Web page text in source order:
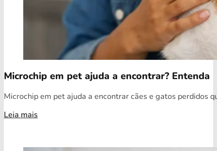
Microchip em pet ajuda a encontrar? Entenda
Microchip em pet ajuda a encontrar cães e gatos perdidos
Leia mais